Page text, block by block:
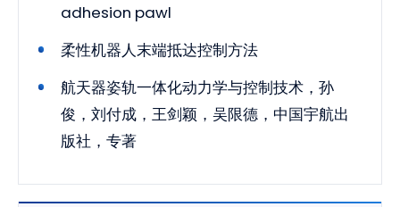
adhesion pawl
柔性机器人末端抵达控制方法
航天器姿轨一体化动力学与控制技术，孙
俊，刘付成，王剑颖，吴限德，中国宇航出
版社，专著